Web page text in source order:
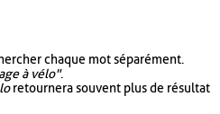
chaque mot séparément.
à vélo".
retournera souvent plus de résultat